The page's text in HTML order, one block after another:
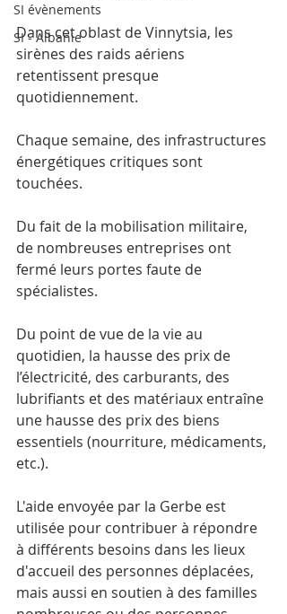
SI évènements
SI - Albanie
Dans cet oblast de Vinnytsia, les
sirènes des raids aériens
retentissent presque
quotidiennement.
Chaque semaine, des infrastructures
énergétiques critiques sont
touchées.
Du fait de la mobilisation militaire,
de nombreuses entreprises ont
fermé leurs portes faute de
spécialistes.
Du point de vue de la vie au
quotidien, la hausse des prix de
l’électricité, des carburants, des
lubrifiants et des matériaux entraîne
une hausse des prix des biens
essentiels (nourriture, médicaments,
etc.).
L'aide envoyée par la Gerbe est
utilisée pour contribuer à répondre
à différents besoins dans les lieux
d'accueil des personnes déplacées,
mais aussi en soutien à des familles